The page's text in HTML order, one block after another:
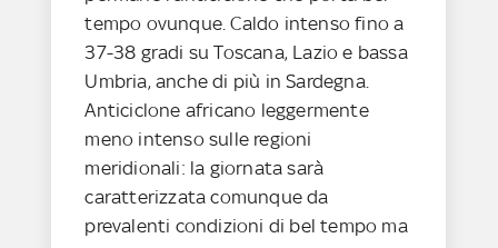
tempo ovunque. Caldo intenso fino a
37-38 gradi su Toscana, Lazio e bassa
Umbria, anche di più in Sardegna.
Anticiclone africano leggermente
meno intenso sulle regioni
meridionali: la giornata sarà
caratterizzata comunque da
prevalenti condizioni di bel tempo ma